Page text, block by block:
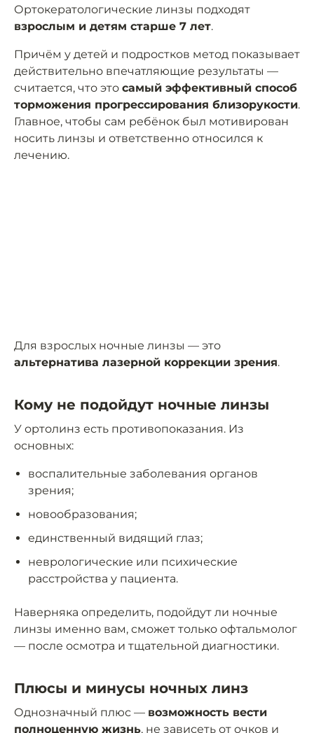
Ортокератологические линзы подходят
взрослым и детям старше 7 лет.
Причём у детей и подростков метод показывает
действительно впечатляющие результаты —
считается, что это самый эффективный способ
торможения прогрессирования близорукости.
Главное, чтобы сам ребёнок был мотивирован
носить линзы и ответственно относился к
лечению.
Для взрослых ночные линзы — это
альтернатива лазерной коррекции зрения.
Кому не подойдут ночные линзы
У ортолинз есть противопоказания. Из
основных:
воспалительные заболевания органов
зрения;
новообразования;
единственный видящий глаз;
неврологические или психические
расстройства у пациента.
Наверняка определить, подойдут ли ночные
линзы именно вам, сможет только офтальмолог
— после осмотра и тщательной диагностики.
Плюсы и минусы ночных линз
Однозначный плюс — возможность вести
полноценную жизнь, не зависеть от очков и